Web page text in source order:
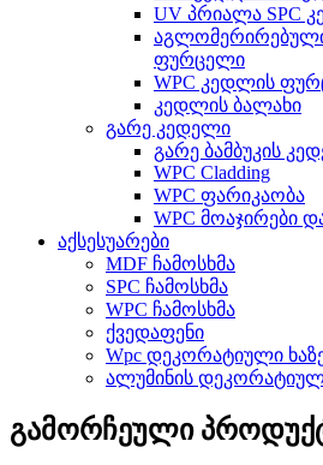
UV პრიალა SPC
აგლომერირებული
ფურცელი
WPC კედლის
კედლის ბალახი
გარე კედელი
გარე ბამბუკის
WPC Cladding
WPC ფარიკაობა
WPC მოაჯირები
აქსესუარები
MDF ჩამოსხმა
SPC ჩამოსხმა
WPC ჩამოსხმა
ქვედაფენი
Wpc დეკორატიული
ალუმინის
გამორჩეული